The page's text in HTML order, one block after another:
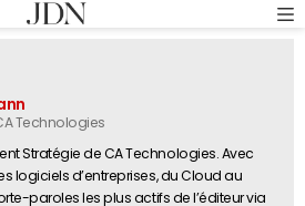
Technologies
Stratégie de CA Technologies. Avec
logiciels d’entreprises, du Cloud au
paroles les plus actifs de l’éditeur via